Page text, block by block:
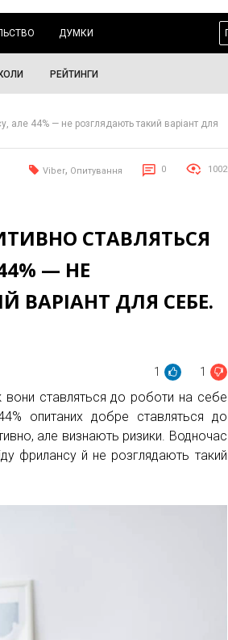
ДУМКИ
РЕЙТИНГИ
але 44% — не розглядають такий варіант для
Viber, Опитування 0 1002
СТАВЛЯТЬСЯ
— НЕ
ВАРІАНТ ДЛЯ СЕБЕ.
1 1
вони ставляться до роботи на себе
опитаних добре ставляться до
але визнають ризики. Водночас
фрилансу й не розглядають такий